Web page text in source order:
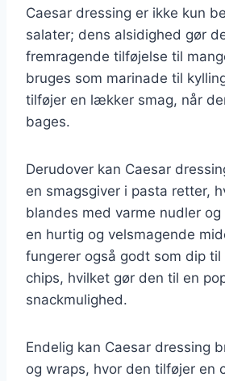
Caesar dressing er ikke kun
salater; dens alsidighed gør
fremragende tilføjelse til
bruges som marinade til
tilføjer en lækker smag, når
bages.
Derudover kan Caesar
en smagsgiver i pasta retter,
blandes med varme nudler
en hurtig og velsmagende
fungerer også godt som dip
chips, hvilket gør den til en
snackmulighed.
Endelig kan Caesar dressing
og wraps, hvor den tilføjer en